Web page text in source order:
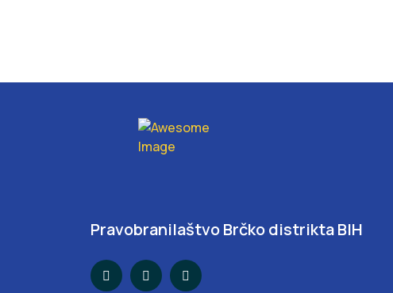
Pravobranilaštvo Brčko distrikta BIH